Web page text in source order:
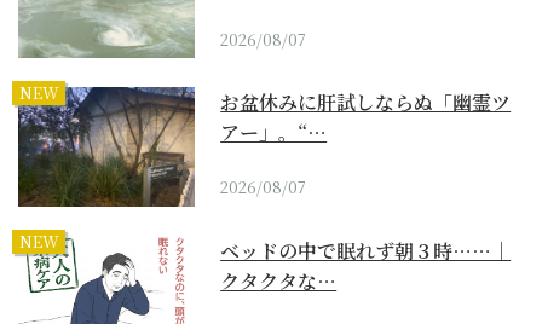
2026/08/07
NEW
お盆休みに肝試しならぬ「幽霊ツ
アー」。“…
2026/08/07
NEW
ベッドの中で眠れず朝３時……｜
クタクタな…